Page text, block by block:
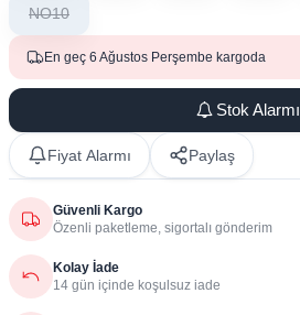
NO10
En geç 6 Ağustos Perşembe kargoda
Stok Alarmı
Fiyat Alarmı Paylaş
Güvenli Kargo
Özenli paketleme, sigortalı gönderim
Kolay İade
14 gün içinde koşulsuz iade